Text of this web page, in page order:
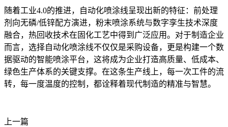
随着工业4.0的推进，自动化喷涂线呈现出新的特征：前处理
剂向无磷/低锌配方演进，粉末喷涂系统与数字孪生技术深度
融合，热回收技术在固化工艺中得到广泛应用。对于制造企业
而言，选择自动化喷涂线不仅仅是采购设备，更是构建一个数
据驱动的智能喷涂平台，这将成为企业打造高质量、低成本、
绿色生产体系的关键支撑。在这条生产线上，每一次工件的流
转，每一度温度的控制，都诠释着现代制造的精准与智慧。
上一篇